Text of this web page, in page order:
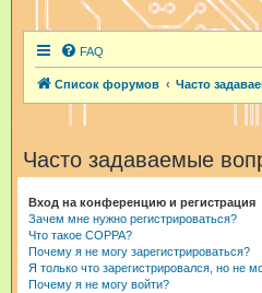
FAQ
Список форумов Часто
Часто задаваемые
Вход на конференцию и регистрация
Зачем мне нужно регистрироваться?
Что такое COPPA?
Почему я не могу зарегистрироваться?
Я только что зарегистрировался, но не
Почему я не могу войти?